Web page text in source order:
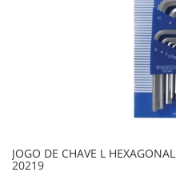
JOGO DE CHAVE L
20219